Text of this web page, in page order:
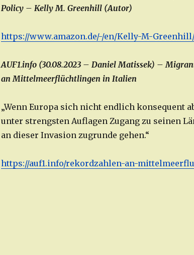
Policy – Kelly M. Greenhill (Autor)
https://www.amazon.de/-/en/Kelly-M-Greenhill/
AUF1.info (30.08.2023 – Daniel Matissek) –
an Mittelmeerflüchtlingen in Italien
„Wenn Europa sich nicht endlich konsequent
unter strengsten Auflagen Zugang zu seinen
an dieser Invasion zugrunde gehen.“
https://auf1.info/rekordzahlen-an-